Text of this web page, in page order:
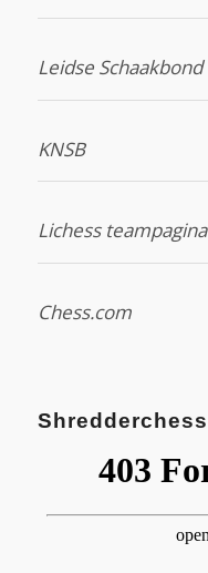
Leidse Schaakbond
KNSB
Lichess teampagina
Chess.com
Shredderchess